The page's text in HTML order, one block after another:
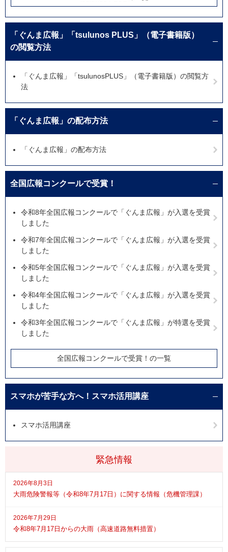
緊急情報
2026年8月3日
大雨危険警報等（令和8年7月17日）に関する情報（危機管理課）
2026年7月29日
令和8年7月17日からの大雨（高速道路無料措置）
「ぐんま広報」「tsulunos PLUS」（電子書籍版）
の閲覧方法
「ぐんま広報」「tsulunosPLUS」（電子書籍版）の閲覧方
法
「ぐんま広報」の配布方法
「ぐんま広報」の配布方法
全国広報コンクールで受賞！
令和8年全国広報コンクールで「ぐんま広報」が入選を受賞
しました
令和7年全国広報コンクールで「ぐんま広報」が入選を受賞
しました
令和5年全国広報コンクールで「ぐんま広報」が入選を受賞
しました
令和4年全国広報コンクールで「ぐんま広報」が入選を受賞
しました
令和3年全国広報コンクールで「ぐんま広報」が特選を受賞
しました
全国広報コンクールで受賞！の一覧
スマホが苦手な方へ！スマホ活用講座
スマホ活用講座